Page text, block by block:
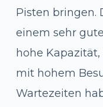
Pisten bringen.
einem sehr
hohe
mit hohem
Wartezeiten